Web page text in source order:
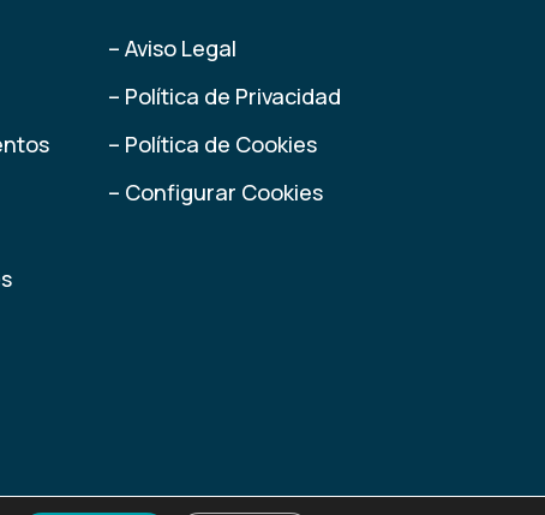
– Aviso Legal
– Política de Privacidad
– Política de Cookies
– Configurar Cookies